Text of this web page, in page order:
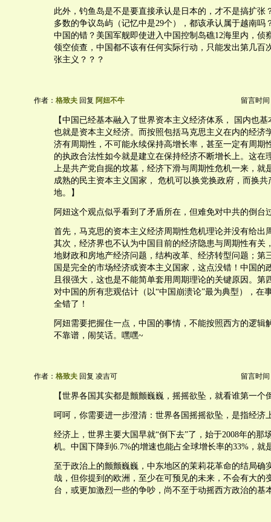
此外，钓鱼岛是不是要直接承认是日本的，才不是搞扩张
多数的争议岛屿（记忆中是29个），都该承认属于越南吗
中国的错？美国军舰即使进入中国控制岛礁12海里内，侦
领空侦查，中国都不该有任何实际行动，只能发出第几百
张主义？？？
作者： 格致夫 回复 阿妞不牛 留言时间
【中国已经基本融入了世界资本主义经济体系， 国内也
也就是资本主义经济。而按照包括马克思主义在内的经济
济有周期性，不可能永续保持高增长率，甚至一定有周期
的执政合法性如今就是建立在保持经济不断增长上。这在
上是共产党自掘的坟墓，经济下滑与周期性危机一来，就
成熟的民主资本主义国家， 危机可以换党换政府，而换共
地。】
阿妞这个观点似乎看到了矛盾所在，但难免对中共的倒台
首先，马克思的资本主义经济周期性危机理论并没有给出
其次，经济界也不认为中国目前的经济隐患与周期性有关
地财政和房地产经济问题，结构改革、经济转型问题；第
国是完全的市场经济或资本主义国家，这点没错！中国的
且很强大，这也是不能简单套用周期理论的关键原因。第
对中国的所有悲观估计（以“中国崩溃论”最为典型），在
全错了！
阿妞需要把握住一点，中国的事情，不能按照西方的逻辑
不靠谱，闹笑话。嘿嘿~
作者： 格致夫 回复 凌吉可 留言时间
【世界各国其实都是颤颤巍巍，摇摇欲坠，就看谁第一个
呵呵，你需要进一步澄清：世界各国摇摇欲坠，是指经济
经济上，世界主要大国早就“倒下去”了，始于2008年的那
机。中国下降到6.7%的增速也能占全球增长率的33%，就
至于政治上的颤颤巍巍，中东地区的茉莉花革命的结局确
哉，但你提到的欧洲，至少在可预见的未来，不会有大的
台，或更加激烈一些的争吵，尚不至于动摇西方政治的基